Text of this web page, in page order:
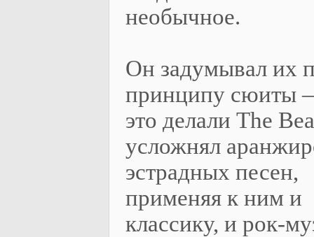
необычное.
Он задумывал их
принципу сюиты
это делали The
усложнял
эстрадных песен,
применяя к ним и
классику, и рок-